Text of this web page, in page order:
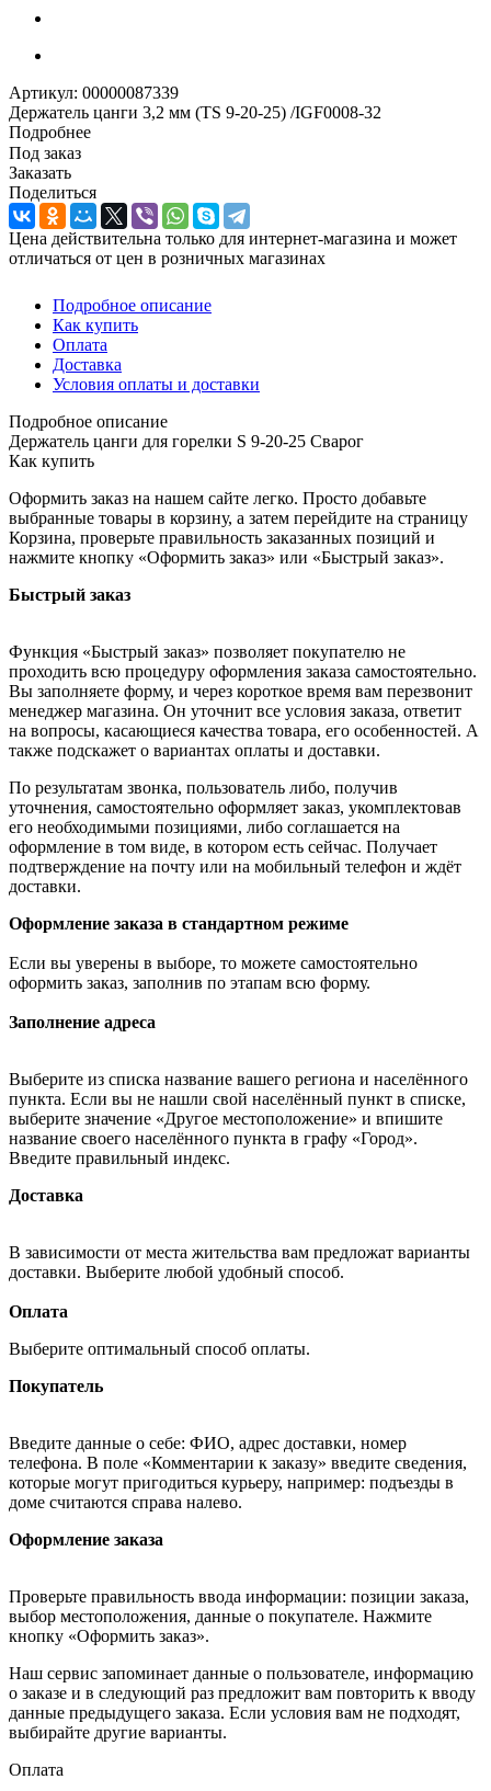
Артикул: 00000087339
Держатель цанги 3,2 мм (TS 9-20-25) /IGF0008-32
Подробнее
Под заказ
Заказать
Поделиться
Цена действительна только для интернет-магазина и может
отличаться от цен в розничных магазинах
Подробное описание
Как купить
Оплата
Доставка
Условия оплаты и доставки
Подробное описание
Держатель цанги для горелки S 9-20-25 Сварог
Как купить
Оформить заказ на нашем сайте легко. Просто добавьте
выбранные товары в корзину, а затем перейдите на страницу
Корзина, проверьте правильность заказанных позиций и
нажмите кнопку «Оформить заказ» или «Быстрый заказ».
Быстрый заказ
Функция «Быстрый заказ» позволяет покупателю не
проходить всю процедуру оформления заказа самостоятельно.
Вы заполняете форму, и через короткое время вам перезвонит
менеджер магазина. Он уточнит все условия заказа, ответит
на вопросы, касающиеся качества товара, его особенностей. А
также подскажет о вариантах оплаты и доставки.
По результатам звонка, пользователь либо, получив
уточнения, самостоятельно оформляет заказ, укомплектовав
его необходимыми позициями, либо соглашается на
оформление в том виде, в котором есть сейчас. Получает
подтверждение на почту или на мобильный телефон и ждёт
доставки.
Оформление заказа в стандартном режиме
Если вы уверены в выборе, то можете самостоятельно
оформить заказ, заполнив по этапам всю форму.
Заполнение адреса
Выберите из списка название вашего региона и населённого
пункта. Если вы не нашли свой населённый пункт в списке,
выберите значение «Другое местоположение» и впишите
название своего населённого пункта в графу «Город».
Введите правильный индекс.
Доставка
В зависимости от места жительства вам предложат варианты
доставки. Выберите любой удобный способ.
Оплата
Выберите оптимальный способ оплаты.
Покупатель
Введите данные о себе: ФИО, адрес доставки, номер
телефона. В поле «Комментарии к заказу» введите сведения,
которые могут пригодиться курьеру, например: подъезды в
доме считаются справа налево.
Оформление заказа
Проверьте правильность ввода информации: позиции заказа,
выбор местоположения, данные о покупателе. Нажмите
кнопку «Оформить заказ».
Наш сервис запоминает данные о пользователе, информацию
о заказе и в следующий раз предложит вам повторить к вводу
данные предыдущего заказа. Если условия вам не подходят,
выбирайте другие варианты.
Оплата